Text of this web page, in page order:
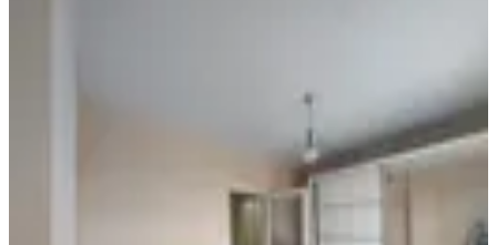
Fatih, Seyyid Ömer Mahallesi
03.08.2026